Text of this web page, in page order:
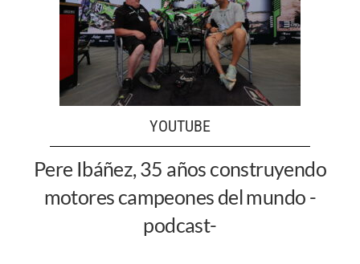
YOUTUBE
Pere Ibáñez, 35 años construyendo
motores campeones del mundo -
podcast-